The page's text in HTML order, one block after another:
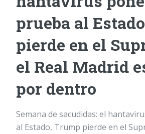
prueba al
pierde en el
el Real Madrid
por dentro
Semana de sacudidas: el
al Estado, Trump pierde en el